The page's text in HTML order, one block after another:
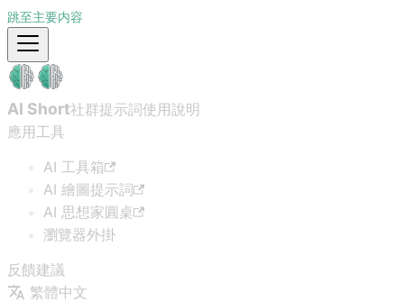
跳至主要内容
AI Short社群提示詞使用說明
應用工具
AI 工具箱
AI 繪圖提示詞
AI 思想家圓桌
瀏覽器外掛
反饋建議
繁體中文